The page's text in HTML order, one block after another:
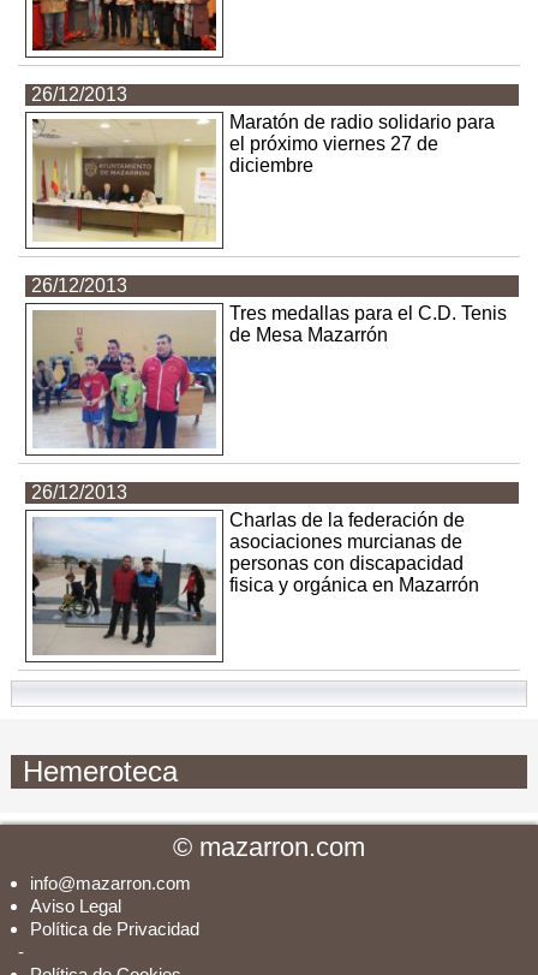
26/12/2013
Maratón de radio solidario para
el próximo viernes 27 de
diciembre
26/12/2013
Tres medallas para el C.D. Tenis
de Mesa Mazarrón
26/12/2013
Charlas de la federación de
asociaciones murcianas de
personas con discapacidad
fisica y orgánica en Mazarrón
Hemeroteca
© mazarron.com
info@mazarron.com
Aviso Legal
Política de Privacidad
-